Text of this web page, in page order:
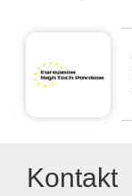
Kontakt